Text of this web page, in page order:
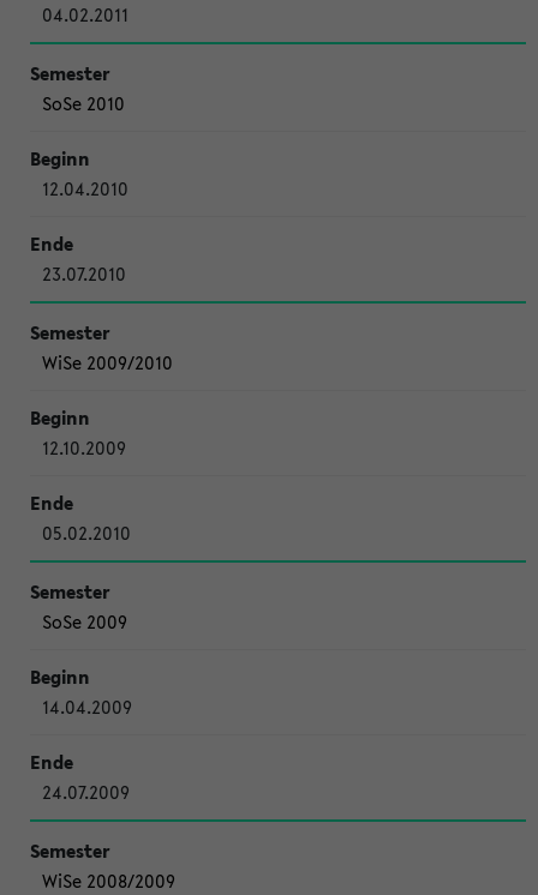
04.02.2011
SoSe 2010
12.04.2010
23.07.2010
WiSe 2009/2010
12.10.2009
05.02.2010
SoSe 2009
14.04.2009
24.07.2009
WiSe 2008/2009